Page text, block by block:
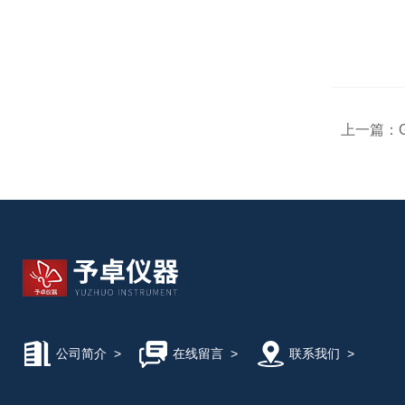
上一篇：
公司简介 > 在线留言> 联系我们 >